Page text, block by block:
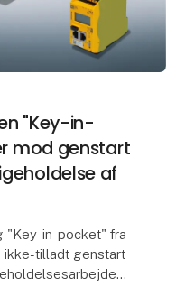
"Key-in-
mod genstart
af
"Key-in-pocket" fra
ikke-tilladt genstart